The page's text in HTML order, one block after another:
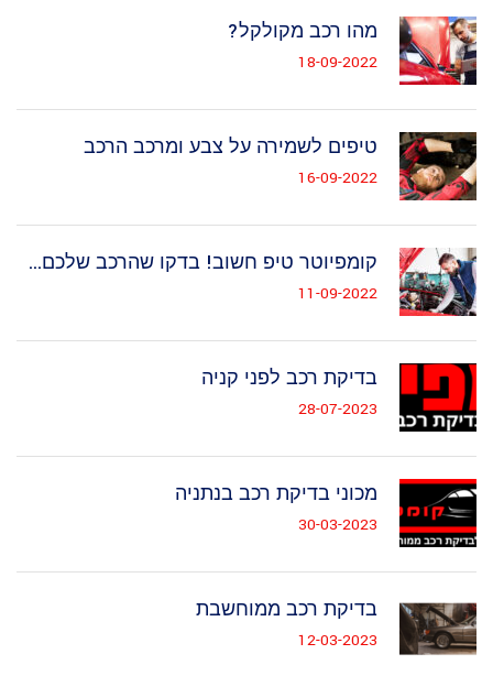
מהו רכב מקולקל?
18-09-2022
טיפים לשמירה על צבע ומרכב הרכב
16-09-2022
קומפיוטר טיפ חשוב! בדקו שהרכב שלכם...
11-09-2022
בדיקת רכב לפני קניה
28-07-2023
מכוני בדיקת רכב בנתניה
30-03-2023
בדיקת רכב ממוחשבת
12-03-2023